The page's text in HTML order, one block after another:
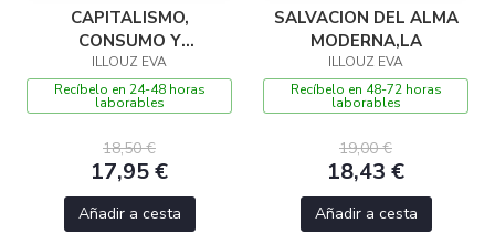
CAPITALISMO,
CONSUMO Y
AUTENTICIDAD
ILLOUZ EVA
Recíbelo en 24-48 horas
laborables
18,50 €
17,95 €
Añadir a cesta
SALVACION DEL ALMA
MODERNA,LA
ILLOUZ EVA
Recíbelo en 48-72 horas
laborables
19,00 €
18,43 €
Añadir a cesta